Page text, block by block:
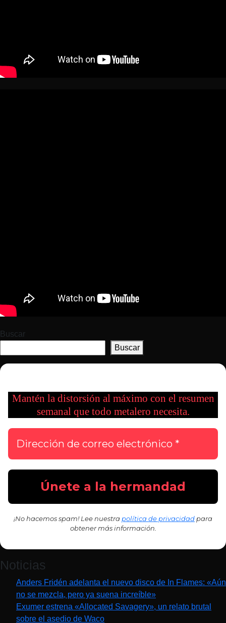
Buscar
Buscar
Mantén la distorsión al máximo con el resumen
semanal que todo metalero necesita.
¡No hacemos spam! Lee nuestra política de privacidad para
obtener más información.
Noticias
Anders Fridén adelanta el nuevo disco de In Flames: «Aún
no se mezcla, pero ya suena increíble»
Exumer estrena «Allocated Savagery», un relato brutal
sobre el asedio de Waco